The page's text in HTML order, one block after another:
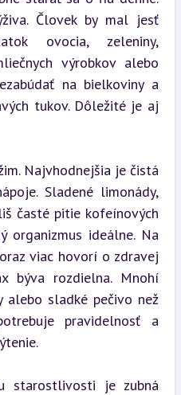
Človek by mal jesť
ovocia, zeleniny,
výrobkov alebo
na bielkoviny a
tukov. Dôležité je aj
Najvhodnejšia je čistá
Sladené limonády,
časté pitie kofeínových
organizmus ideálne. Na
viac hovorí o zdravej
býva rozdielna. Mnohí
alebo sladké pečivo než
pravidelnosť a
starostlivosti je zubná